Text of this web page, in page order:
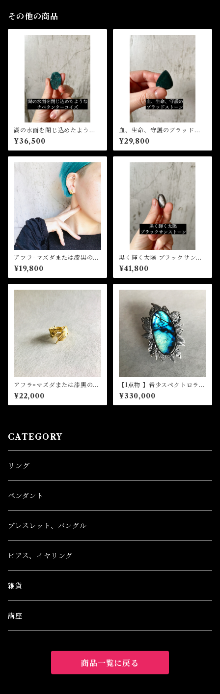
その他の商品
湖の水面を閉じ込めたような
チベタンターコイズ(オーダ
ー、リングorペンダント加工)
¥36,500
血、生命、守護のブラッドス
トーン(オーダー、ペンダント
加工)
¥29,800
アフラ=マズダまたは漆黒の天
使 ゴールドフェザーピアス
（単品、k18ピアスポスト) (オ
ーダー)
¥19,800
黒く輝く太陽 ブラックサンス
トーン(オーダー、リングorペ
ンダント加工)
¥41,800
アフラ=マズダまたは漆黒の天
使 ゴールドフェザーリング#
9~#15 (オーダー)
¥22,000
【1点物 】希少スペクトロライ
ト】碧炎のアフラ=マズダリン
グ（1点物）
¥330,000
CATEGORY
リング
ペンダント
ブレスレット、バングル
ピアス、イヤリング
雑貨
講座
商品一覧に戻る